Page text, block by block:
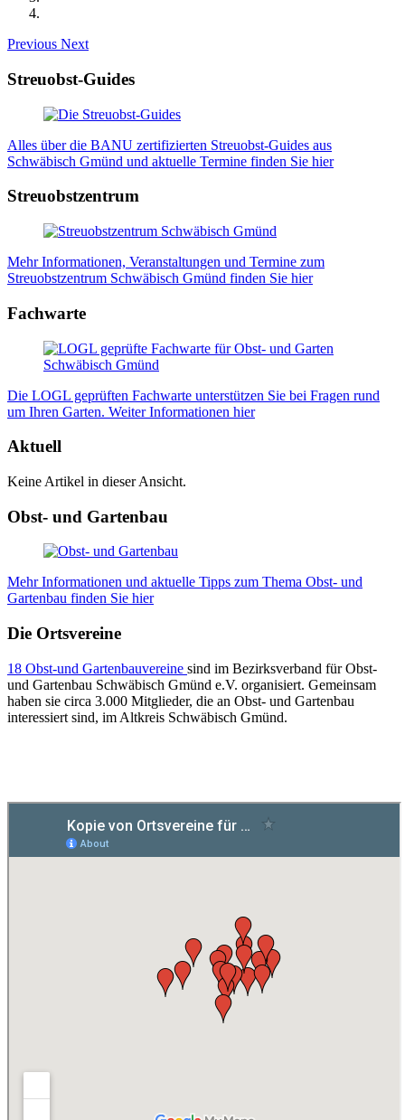
Previous Next
Streuobst-Guides
Alles über die BANU zertifizierten Streuobst-Guides aus
Schwäbisch Gmünd und aktuelle Termine finden Sie hier
Streuobstzentrum
Mehr Informationen, Veranstaltungen und Termine zum
Streuobstzentrum Schwäbisch Gmünd finden Sie hier
Fachwarte
Die LOGL geprüften Fachwarte unterstützen Sie bei Fragen rund
um Ihren Garten. Weiter Informationen hier
Aktuell
Keine Artikel in dieser Ansicht.
Obst- und Gartenbau
Mehr Informationen und aktuelle Tipps zum Thema Obst- und
Gartenbau finden Sie hier
Die Ortsvereine
18 Obst-und Gartenbauvereine sind im Bezirksverband für Obst-
und Gartenbau Schwäbisch Gmünd e.V. organisiert. Gemeinsam
haben sie circa 3.000 Mitglieder, die an Obst- und Gartenbau
interessiert sind, im Altkreis Schwäbisch Gmünd.